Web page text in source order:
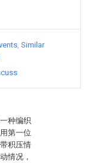
种编织
第一位
积压情
情况，
Similar